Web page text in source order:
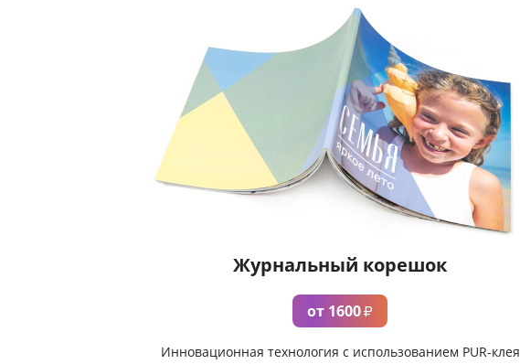
Журнальный корешок
от 1600₽
Инновационная технология с использованием PUR-клея